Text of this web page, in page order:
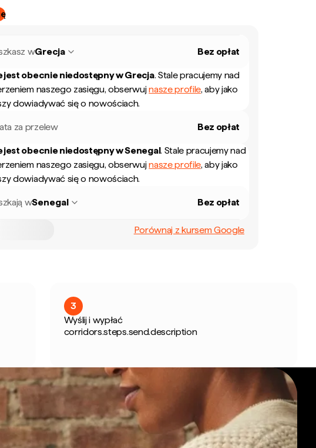
wGrecja Bez opłat
jest obecnie niedostępny wGrecja. Stale pracujemy nad
naszego zasięgu, obserwujnasze profile, aby jako
dowiadywać się o nowościach.
za przelew Bez opłat
jest obecnie niedostępny wSenegal. Stale pracujemy nad
naszego zasięgu, obserwujnasze profile, aby jako
dowiadywać się o nowościach.
wSenegal Bez opłat
Porównaj z kursem Google
3
Wyślij i wypłać
corridors.steps.send.description